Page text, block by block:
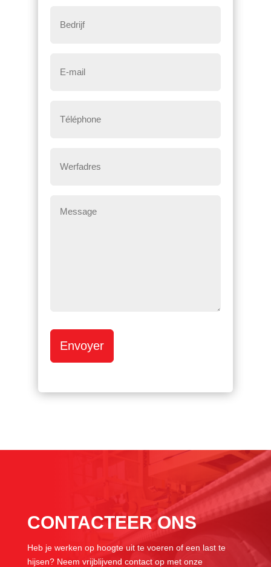
mail*
Envoyer
CONTACTEER ONS
Heb je werken op hoogte uit te voeren of een last te
hijsen? Neem vrijblijvend contact op met onze